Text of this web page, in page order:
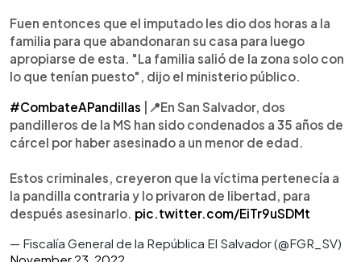
Fuen entonces que el imputado les dio dos horas a la
familia para que abandonaran su casa para luego
apropiarse de esta. "La familia salió de la zona solo con
lo que tenían puesto", dijo el ministerio público.
#CombateAPandillas |📍En San Salvador, dos
pandilleros de la MS han sido condenados a 35 años de
cárcel por haber asesinado a un menor de edad.
Estos criminales, creyeron que la víctima pertenecía a
la pandilla contraria y lo privaron de libertad, para
después asesinarlo. pic.twitter.com/EiTr9uSDMt
— Fiscalía General de la República El Salvador (@FGR_SV)